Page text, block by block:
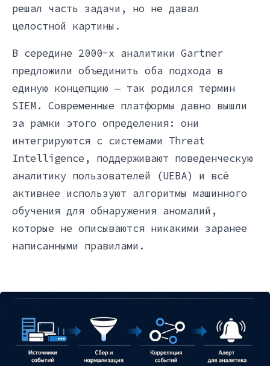
решал часть задачи, но не давал
целостной картины.
В середине 2000-х аналитики Gartner
предложили объединить оба подхода в
единую концепцию — так родился термин
SIEM. Современные платформы давно вышли
за рамки этого определения: они
интегрируются с системами Threat
Intelligence, поддерживают поведенческую
аналитику пользователей (UEBA) и всё
активнее используют алгоритмы машинного
обучения для обнаружения аномалий,
которые не описываются никакими заранее
написанными правилами.